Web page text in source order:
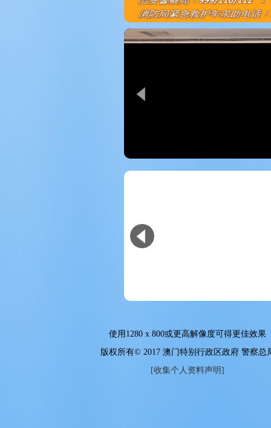
使用 1280 x 800或更高解像度可得更佳效果
版权所有© 2017 澳门特别行政区政府 警察总
[收集个人资料声明]